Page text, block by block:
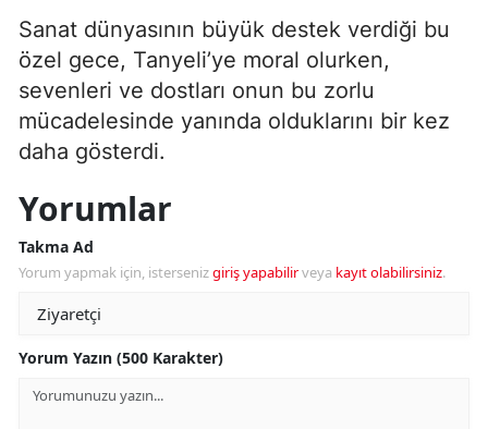
Sanat dünyasının büyük destek verdiği bu
özel gece, Tanyeli’ye moral olurken,
sevenleri ve dostları onun bu zorlu
mücadelesinde yanında olduklarını bir kez
daha gösterdi.
Yorumlar
Takma Ad
Yorum yapmak için, istersenizgiriş yapabilirveya kayıt olabilirsiniz.
Yorum Yazın (500 Karakter)